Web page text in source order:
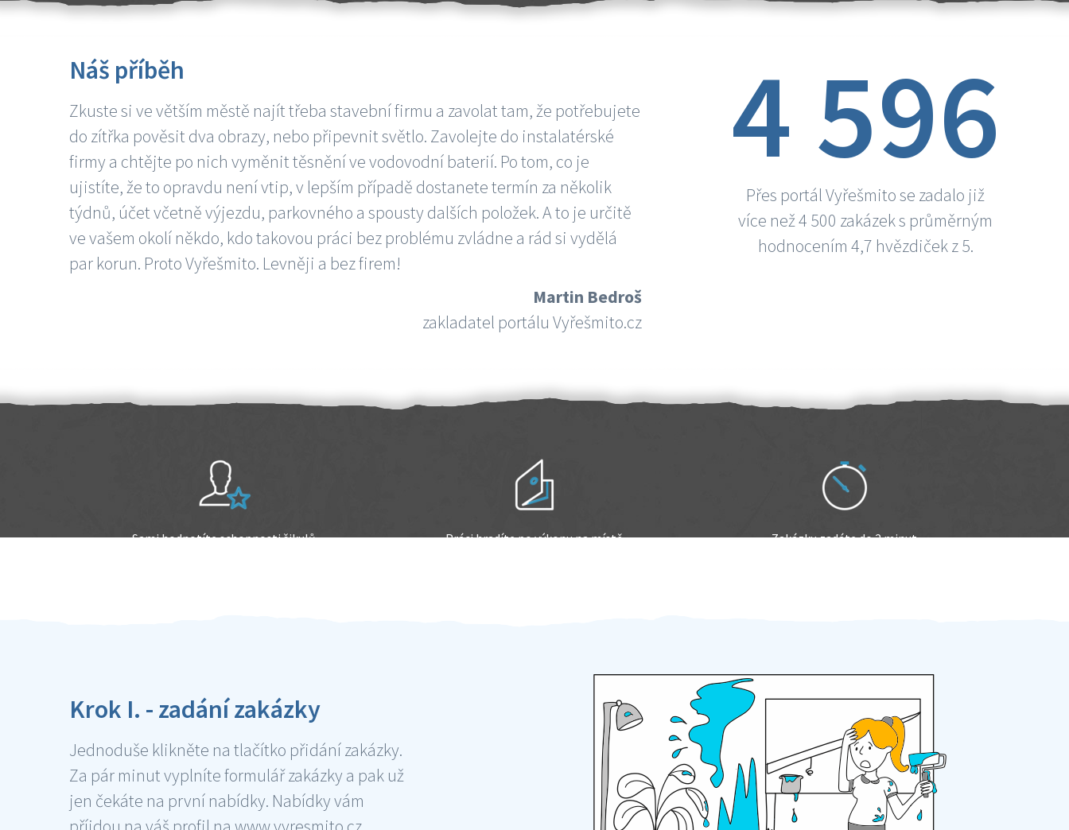
Náš příběh
Zkuste si ve větším městě najít třeba stavební firmu a zavolat tam, že potřebujete
do zítřka pověsit dva obrazy, nebo připevnit světlo. Zavolejte do instalatérské
firmy a chtějte po nich vyměnit těsnění ve vodovodní baterií. Po tom, co je
ujistíte, že to opravdu není vtip, v lepším případě dostanete termín za několik
týdnů, účet včetně výjezdu, parkovného a spousty dalších položek. A to je určitě
ve vašem okolí někdo, kdo takovou práci bez problému zvládne a rád si vydělá
par korun. Proto Vyřešmito. Levněji a bez firem!
Martin Bedroš
zakladatel portálu Vyřešmito.cz
4 596
Přes portál Vyřešmito se zadalo již
více než 4 500 zakázek s průměrným
hodnocením 4,7 hvězdiček z 5.
Sami hodnotíte schopnosti šikulů Práci hradíte po výkonu na místě Zakázku zadáte do 2 minut
Krok I. - zadání zakázky
Jednoduše klikněte na tlačítko přidání zakázky.
Za pár minut vyplníte formulář zakázky a pak už
jen čekáte na první nabídky. Nabídky vám